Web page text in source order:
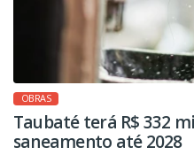
OBRAS
Taubaté terá R$ 332
saneamento até 2028